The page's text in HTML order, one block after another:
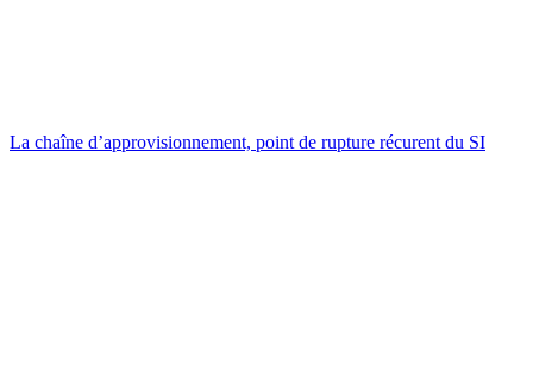
La chaîne d’approvisionnement, point de rupture récurent du SI